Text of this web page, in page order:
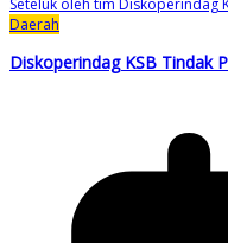
Daerah
Diskoperindag KSB Tindak